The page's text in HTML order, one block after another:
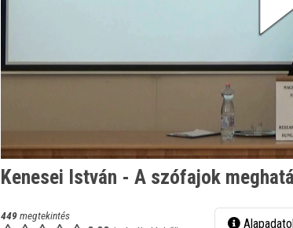
Kenesei István - A szófajok
449megtekintés